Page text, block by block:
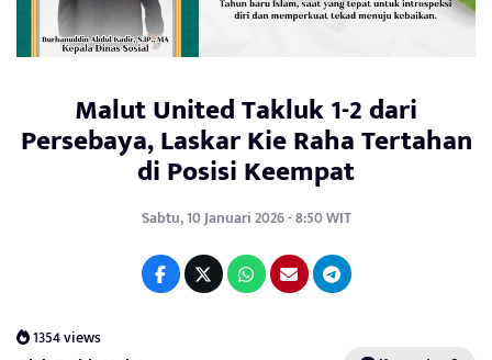
Malut United Takluk 1-2 dari
Persebaya, Laskar Kie Raha Tertahan
di Posisi Keempat
Sabtu, 10 Januari 2026 - 8:50 WIT
1354 views